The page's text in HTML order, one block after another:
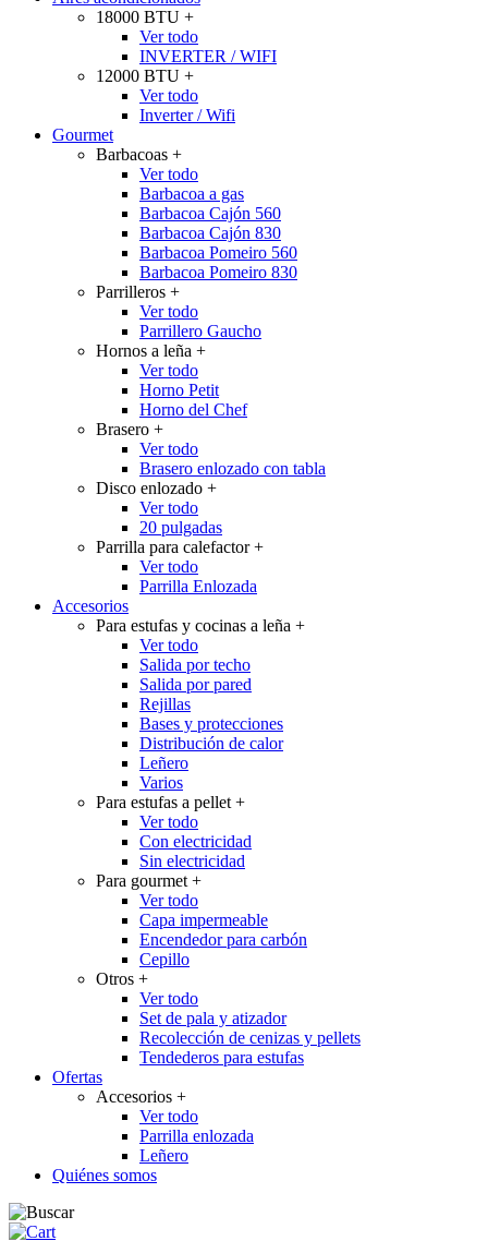
18000 BTU +
Ver todo
INVERTER / WIFI
12000 BTU +
Ver todo
Inverter / Wifi
Gourmet
Barbacoas +
Ver todo
Barbacoa a gas
Barbacoa Cajón 560
Barbacoa Cajón 830
Barbacoa Pomeiro 560
Barbacoa Pomeiro 830
Parrilleros +
Ver todo
Parrillero Gaucho
Hornos a leña +
Ver todo
Horno Petit
Horno del Chef
Brasero +
Ver todo
Brasero enlozado con tabla
Disco enlozado +
Ver todo
20 pulgadas
Parrilla para calefactor+
Ver todo
Parrilla Enlozada
Accesorios
Para estufas y cocinas a leña +
Ver todo
Salida por techo
Salida por pared
Rejillas
Bases y protecciones
Distribución de calor
Leñero
Varios
Para estufas a pellet +
Ver todo
Con electricidad
Sin electricidad
Para gourmet +
Ver todo
Capa impermeable
Encendedor para carbón
Cepillo
Otros +
Ver todo
Set de pala y atizador
Recolección de cenizas y pellets
Tendederos para estufas
Ofertas
Accesorios +
Ver todo
Parrilla enlozada
Leñero
Quiénes somos